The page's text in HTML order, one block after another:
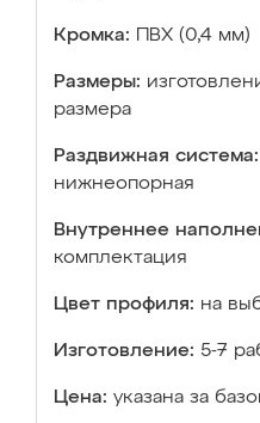
Кромка: ПВХ (0,4 мм)
Размеры:
размера
Раздвижная система:
нижнеопорная
Внутреннее
комплектация
Цвет профиля: на
Изготовление: 5-7
Цена: указана за